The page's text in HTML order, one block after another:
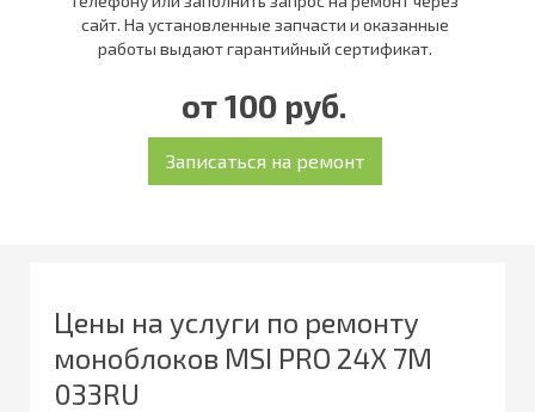
сайт. На установленные запчасти и оказанные
работы выдают гарантийный сертификат.
от 100 руб.
Цены на услуги по ремонту
моноблоков MSI PRO 24X 7M
033RU